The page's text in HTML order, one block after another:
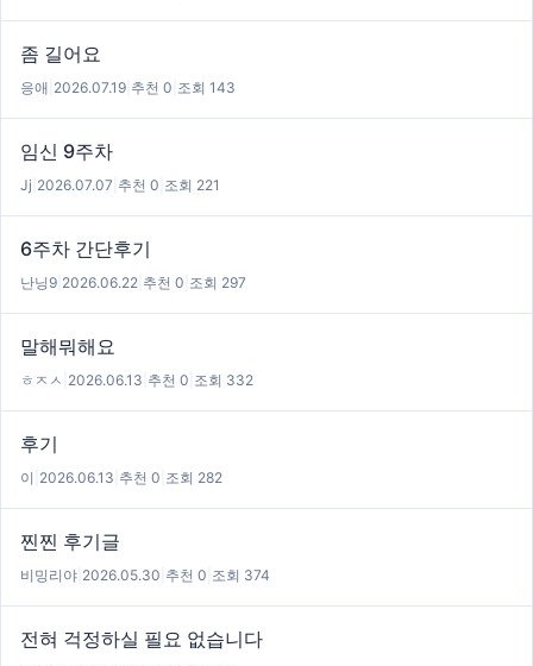
좀 길어요
응애 2026.07.19 추천 0 조회 143
임신 9주차
Jj 2026.07.07 추천 0 조회 221
6주차 간단후기
난닝9 2026.06.22 추천 0 조회 297
말해뭐해요
ㅎㅈㅅ 2026.06.13 추천 0 조회 332
후기
이 2026.06.13 추천 0 조회 282
찐찐 후기글
비밍리야 2026.05.30 추천 0 조회 374
전혀 걱정하실 필요 없습니다